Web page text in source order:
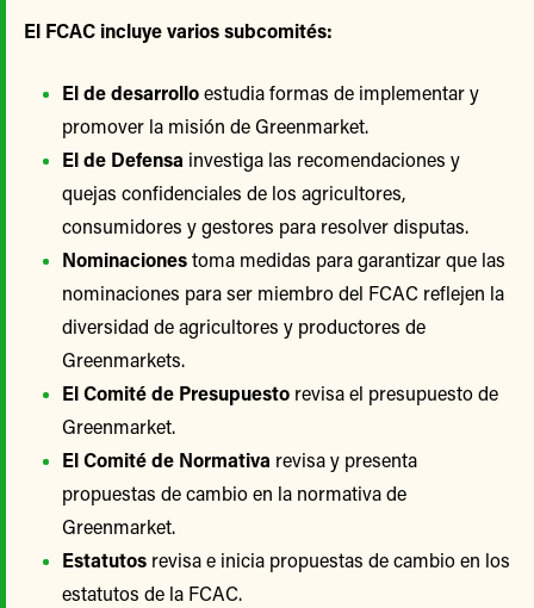
El FCAC incluye varios subcomités:
El de desarrolloestudia formas de implementar y
promover la misión de Greenmarket.
El de Defensa investiga las recomendaciones y
quejas confidenciales de los agricultores,
consumidores y gestores para resolver disputas.
Nominacionestoma medidas para garantizar que las
nominaciones para ser miembro del FCAC reflejen la
diversidad de agricultores y productores de
Greenmarkets.
El Comité de Presupuesto revisa el presupuesto de
Greenmarket.
El Comité de Normativa revisa y presenta
propuestas de cambio en la normativa de
Greenmarket.
Estatutos revisa e inicia propuestas de cambio en los
estatutos de la FCAC.